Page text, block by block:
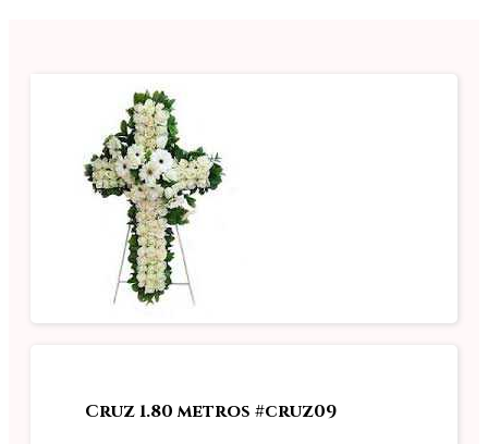
Cruz 1.80 metros #cruz09